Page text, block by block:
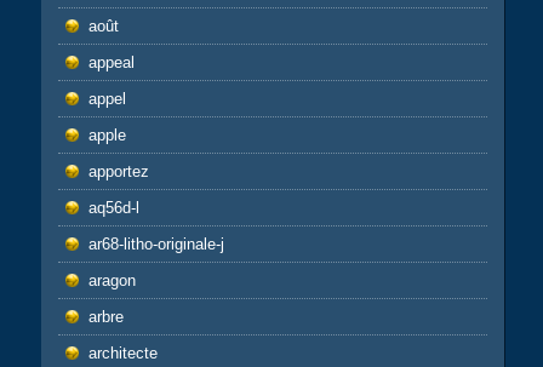
août
appeal
appel
apple
apportez
aq56d-l
ar68-litho-originale-j
aragon
arbre
architecte